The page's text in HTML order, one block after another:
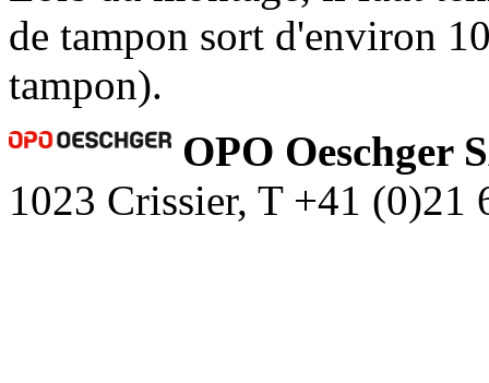
de tampon sort d'environ
tampon).
OPO Oeschger
1023 Crissier, T +41 (0)21